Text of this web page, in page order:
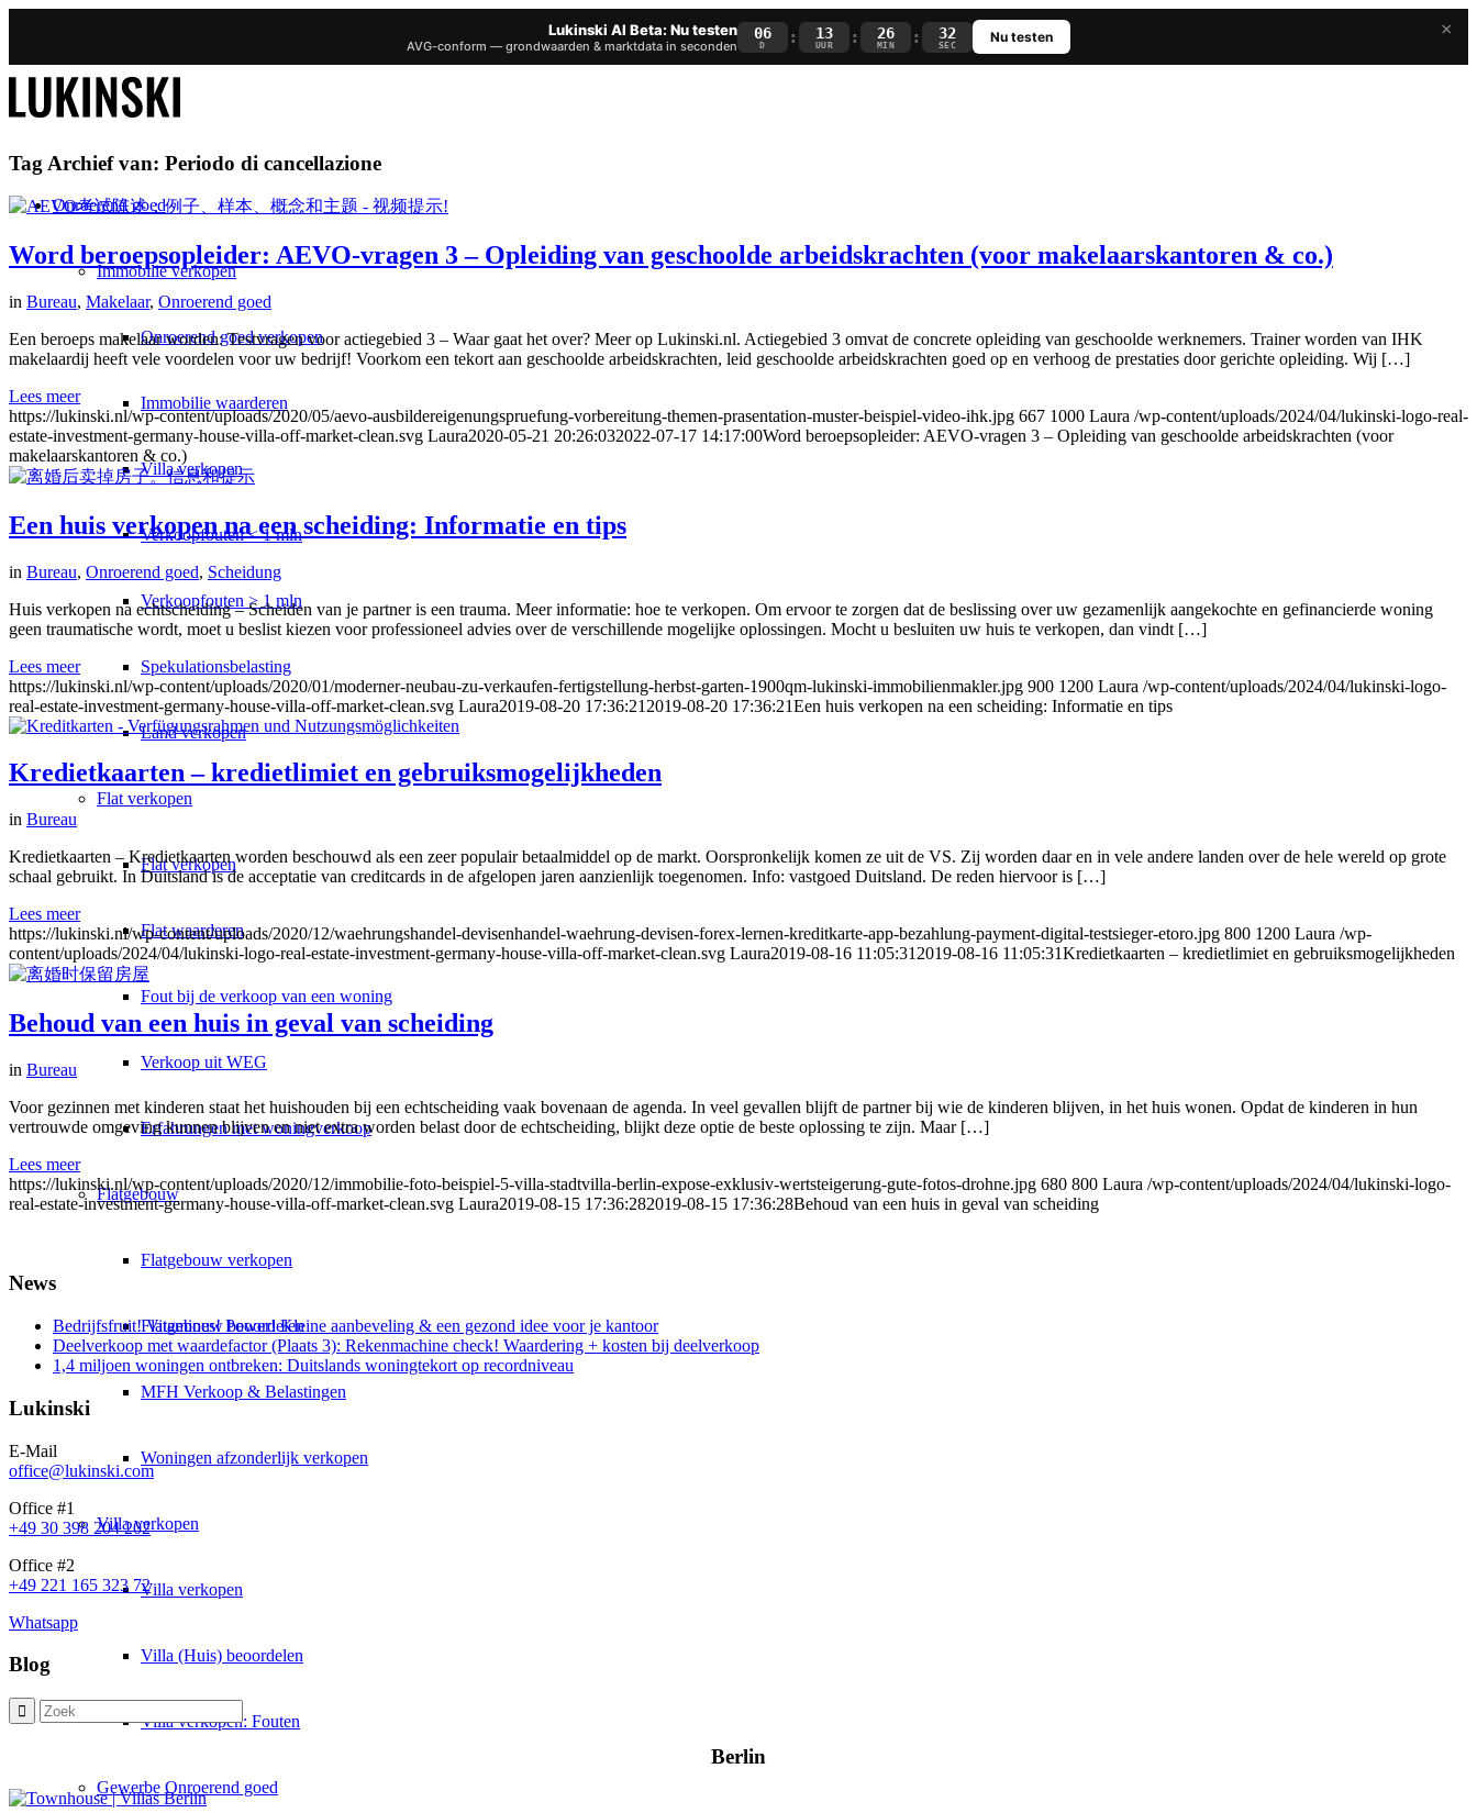
×
Lukinski AI Beta: Nu testen
AVG-conform — grondwaarden & marktdata in seconden
06
D : 13
UUR : 26
MIN : 32
SEC Nu testen
Onroerend goed
Immobilie verkopen
Onroerend goed verkopen
Immobilie waarderen
Villa verkopen
Verkoopfouten < 1 mln
Verkoopfouten > 1 mln
Spekulationsbelasting
Land verkopen
Flat verkopen
Flat verkopen
Flat waarderen
Fout bij de verkoop van een woning
Verkoop uit WEG
Erfahrungen met woningverkoop
Flatgebouw
Flatgebouw verkopen
Flatgebouw beoordelen
MFH Verkoop & Belastingen
Woningen afzonderlijk verkopen
Villaverkopen
Villa verkopen
Villa (Huis) beoordelen
Villa verkopen: Fouten
Gewerbe Onroerend goed
Tag Archief van: Periodo di cancellazione
Word beroepsopleider: AEVO-vragen 3 – Opleiding van geschoolde arbeidskrachten (voor makelaarskantoren & co.)
in Bureau, Makelaar, Onroerend goed
Een beroeps makelaar worden: Testvragen voor actiegebied 3 – Waar gaat het over? Meer op Lukinski.nl. Actiegebied 3 omvat de concrete opleiding van geschoolde werknemers. Trainer worden van IHK
makelaardij heeft vele voordelen voor uw bedrijf! Voorkom een tekort aan geschoolde arbeidskrachten, leid geschoolde arbeidskrachten goed op en verhoog de prestaties door gerichte opleiding. Wij […]
Lees meer
https://lukinski.nl/wp-content/uploads/2020/05/aevo-ausbildereigenungspruefung-vorbereitung-themen-prasentation-muster-beispiel-video-ihk.jpg 667 1000 Laura /wp-content/uploads/2024/04/lukinski-logo-real-
estate-investment-germany-house-villa-off-market-clean.svg Laura2020-05-21 20:26:032022-07-17 14:17:00Word beroepsopleider: AEVO-vragen 3 – Opleiding van geschoolde arbeidskrachten (voor
makelaarskantoren & co.)
Een huis verkopen na een scheiding: Informatie en tips
in Bureau, Onroerend goed, Scheidung
Huis verkopen na echtscheiding – Scheiden van je partner is een trauma. Meer informatie: hoe te verkopen. Om ervoor te zorgen dat de beslissing over uw gezamenlijk aangekochte en gefinancierde woning
geen traumatische wordt, moet u beslist kiezen voor professioneel advies over de verschillende mogelijke oplossingen. Mocht u besluiten uw huis te verkopen, dan vindt […]
Lees meer
https://lukinski.nl/wp-content/uploads/2020/01/moderner-neubau-zu-verkaufen-fertigstellung-herbst-garten-1900qm-lukinski-immobilienmakler.jpg 900 1200 Laura /wp-content/uploads/2024/04/lukinski-logo-
real-estate-investment-germany-house-villa-off-market-clean.svg Laura2019-08-20 17:36:21 2019-08-20 17:36:21Een huis verkopen na een scheiding: Informatie en tips
Kredietkaarten – kredietlimiet en gebruiksmogelijkheden
in Bureau
Kredietkaarten – Kredietkaarten worden beschouwd als een zeer populair betaalmiddel op de markt. Oorspronkelijk komen ze uit de VS. Zij worden daar en in vele andere landen over de hele wereld op grote
schaal gebruikt. In Duitsland is de acceptatie van creditcards in de afgelopen jaren aanzienlijk toegenomen. Info: vastgoed Duitsland. De reden hiervoor is […]
Lees meer
https://lukinski.nl/wp-content/uploads/2020/12/waehrungshandel-devisenhandel-waehrung-devisen-forex-lernen-kreditkarte-app-bezahlung-payment-digital-testsieger-etoro.jpg 800 1200 Laura /wp-
content/uploads/2024/04/lukinski-logo-real-estate-investment-germany-house-villa-off-market-clean.svg Laura2019-08-16 11:05:31 2019-08-16 11:05:31Kredietkaarten – kredietlimiet en gebruiksmogelijkheden
Behoud van een huis in geval van scheiding
in Bureau
Voor gezinnen met kinderen staat het huishouden bij een echtscheiding vaak bovenaan de agenda. In veel gevallen blijft de partner bij wie de kinderen blijven, in het huis wonen. Opdat de kinderen in hun
vertrouwde omgeving kunnen blijven en niet extra worden belast door de echtscheiding, blijkt deze optie de beste oplossing te zijn. Maar […]
Lees meer
https://lukinski.nl/wp-content/uploads/2020/12/immobilie-foto-beispiel-5-villa-stadtvilla-berlin-expose-exklusiv-wertsteigerung-gute-fotos-drohne.jpg 680 800 Laura /wp-content/uploads/2024/04/lukinski-logo-
real-estate-investment-germany-house-villa-off-market-clean.svg Laura2019-08-15 17:36:282019-08-15 17:36:28Behoud van een huis in geval van scheiding
News
Bedrijfsfruit! Vitamines! Power! Kleine aanbeveling & een gezond idee voor je kantoor
Deelverkoop met waardefactor (Plaats 3): Rekenmachine check! Waardering + kosten bij deelverkoop
1,4 miljoen woningen ontbreken: Duitslands woningtekort op recordniveau
Lukinski
E-Mail
office@lukinski.com
Office #1
+49 30 398 204 202
Office #2
+49 221 165 323 72
Whatsapp
Blog
Berlin